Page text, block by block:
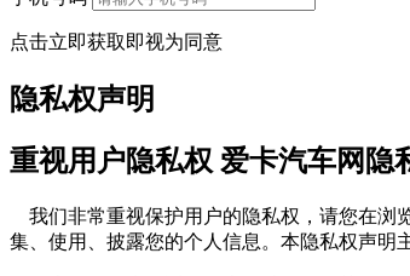
点击立即获取即视为同意
隐私权声明
重视用户隐私权 爱卡汽车网隐
我们非常重视保护用户的隐私权，请您在浏
集、使用、披露您的个人信息。本隐私权声明